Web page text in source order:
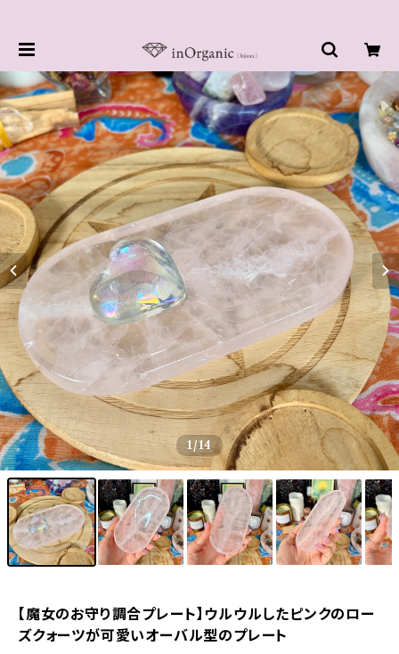
1/14
【魔女のお守り調合プレート】ウルウルしたピンクのロー
ズクォーツが可愛いオーバル型のプレート